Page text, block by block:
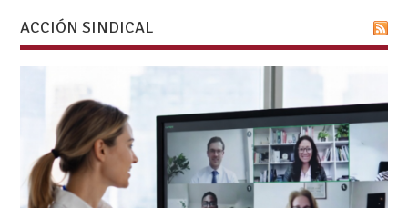
ACCIÓN SINDICAL